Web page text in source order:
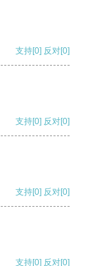
支持[0] 反对[0]
支持[0] 反对[0]
支持[0] 反对[0]
支持[0] 反对[0]